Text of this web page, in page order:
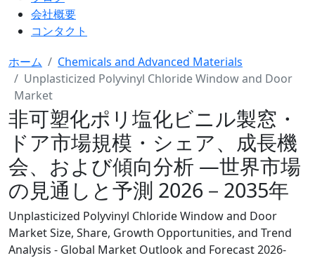
会社概要
コンタクト
ホーム
Chemicals and Advanced Materials
Unplasticized Polyvinyl Chloride Window and Door
Market
非可塑化ポリ塩化ビニル製窓・
ドア市場規模・シェア、成長機
会、および傾向分析 ―世界市場
の見通しと予測 2026－2035年
Unplasticized Polyvinyl Chloride Window and Door
Market Size, Share, Growth Opportunities, and Trend
Analysis - Global Market Outlook and Forecast 2026-